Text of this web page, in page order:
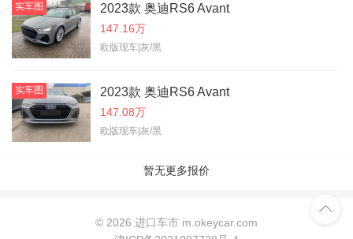
实车图 2023款 奥迪RS6 Avant
147.16万
欧版现车|灰/黑
实车图 2023款 奥迪RS6 Avant
147.08万
欧版现车|灰/黑
暂无更多报价
© 2026 进口车市 m.okeycar.com
